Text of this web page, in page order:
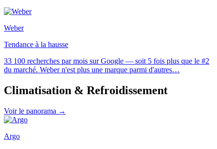
Weber
Tendance à la hausse
33 100 recherches par mois sur Google — soit 5 fois plus que le #2
du marché. Weber n'est plus une marque parmi d'autres…
Climatisation & Refroidissement
Voir le panorama →
Argo